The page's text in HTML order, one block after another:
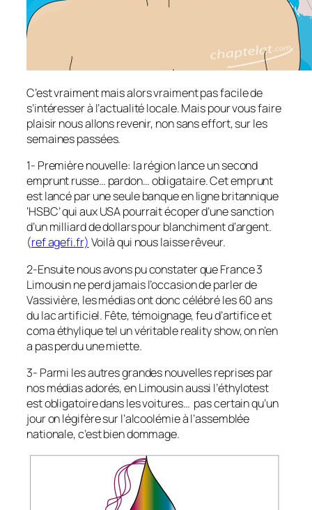
C’est vraiment mais alors vraiment pas facile de
s’intéresser à l’actualité locale. Mais pour vous faire
plaisir nous allons revenir, non sans effort, sur les
semaines passées.
1- Première nouvelle: la région lance un second
emprunt russe… pardon… obligataire. Cet emprunt
est lancé par une seule banque en ligne britannique
‘HSBC’ qui aux USA pourrait écoper d’une sanction
d’un milliard de dollars pour blanchiment d’argent.
(ref agefi.fr) Voilà qui nous laisse rêveur.
2-Ensuite nous avons pu constater que France 3
Limousin ne perd jamais l’occasion de parler de
Vassivière, les médias ont donc célébré les 60 ans
du lac artificiel. Fête, témoignage, feu d’artifice et
coma éthylique tel un véritable reality show, on n’en
a pas perdu une miette.
3- Parmi les autres grandes nouvelles reprises par
nos médias adorés, en Limousin aussi l’éthylotest
est obligatoire dans les voitures… pas certain qu’un
jour on légifère sur l’alcoolémie à l’assemblée
nationale, c’est bien dommage.